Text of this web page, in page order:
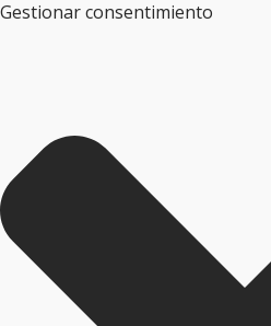
Gestionar consentimiento